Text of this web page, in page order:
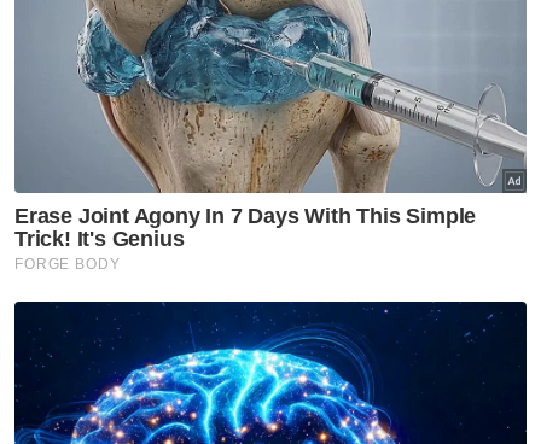
kerjasama PSA perkasa budaya
antirasuah
Rasuah Busters
Usaha perkasa integriti perlu
komitmen semua agensi -
JBPM
Rasuah Busters
Jelajah Antirasuah MARA
integriti